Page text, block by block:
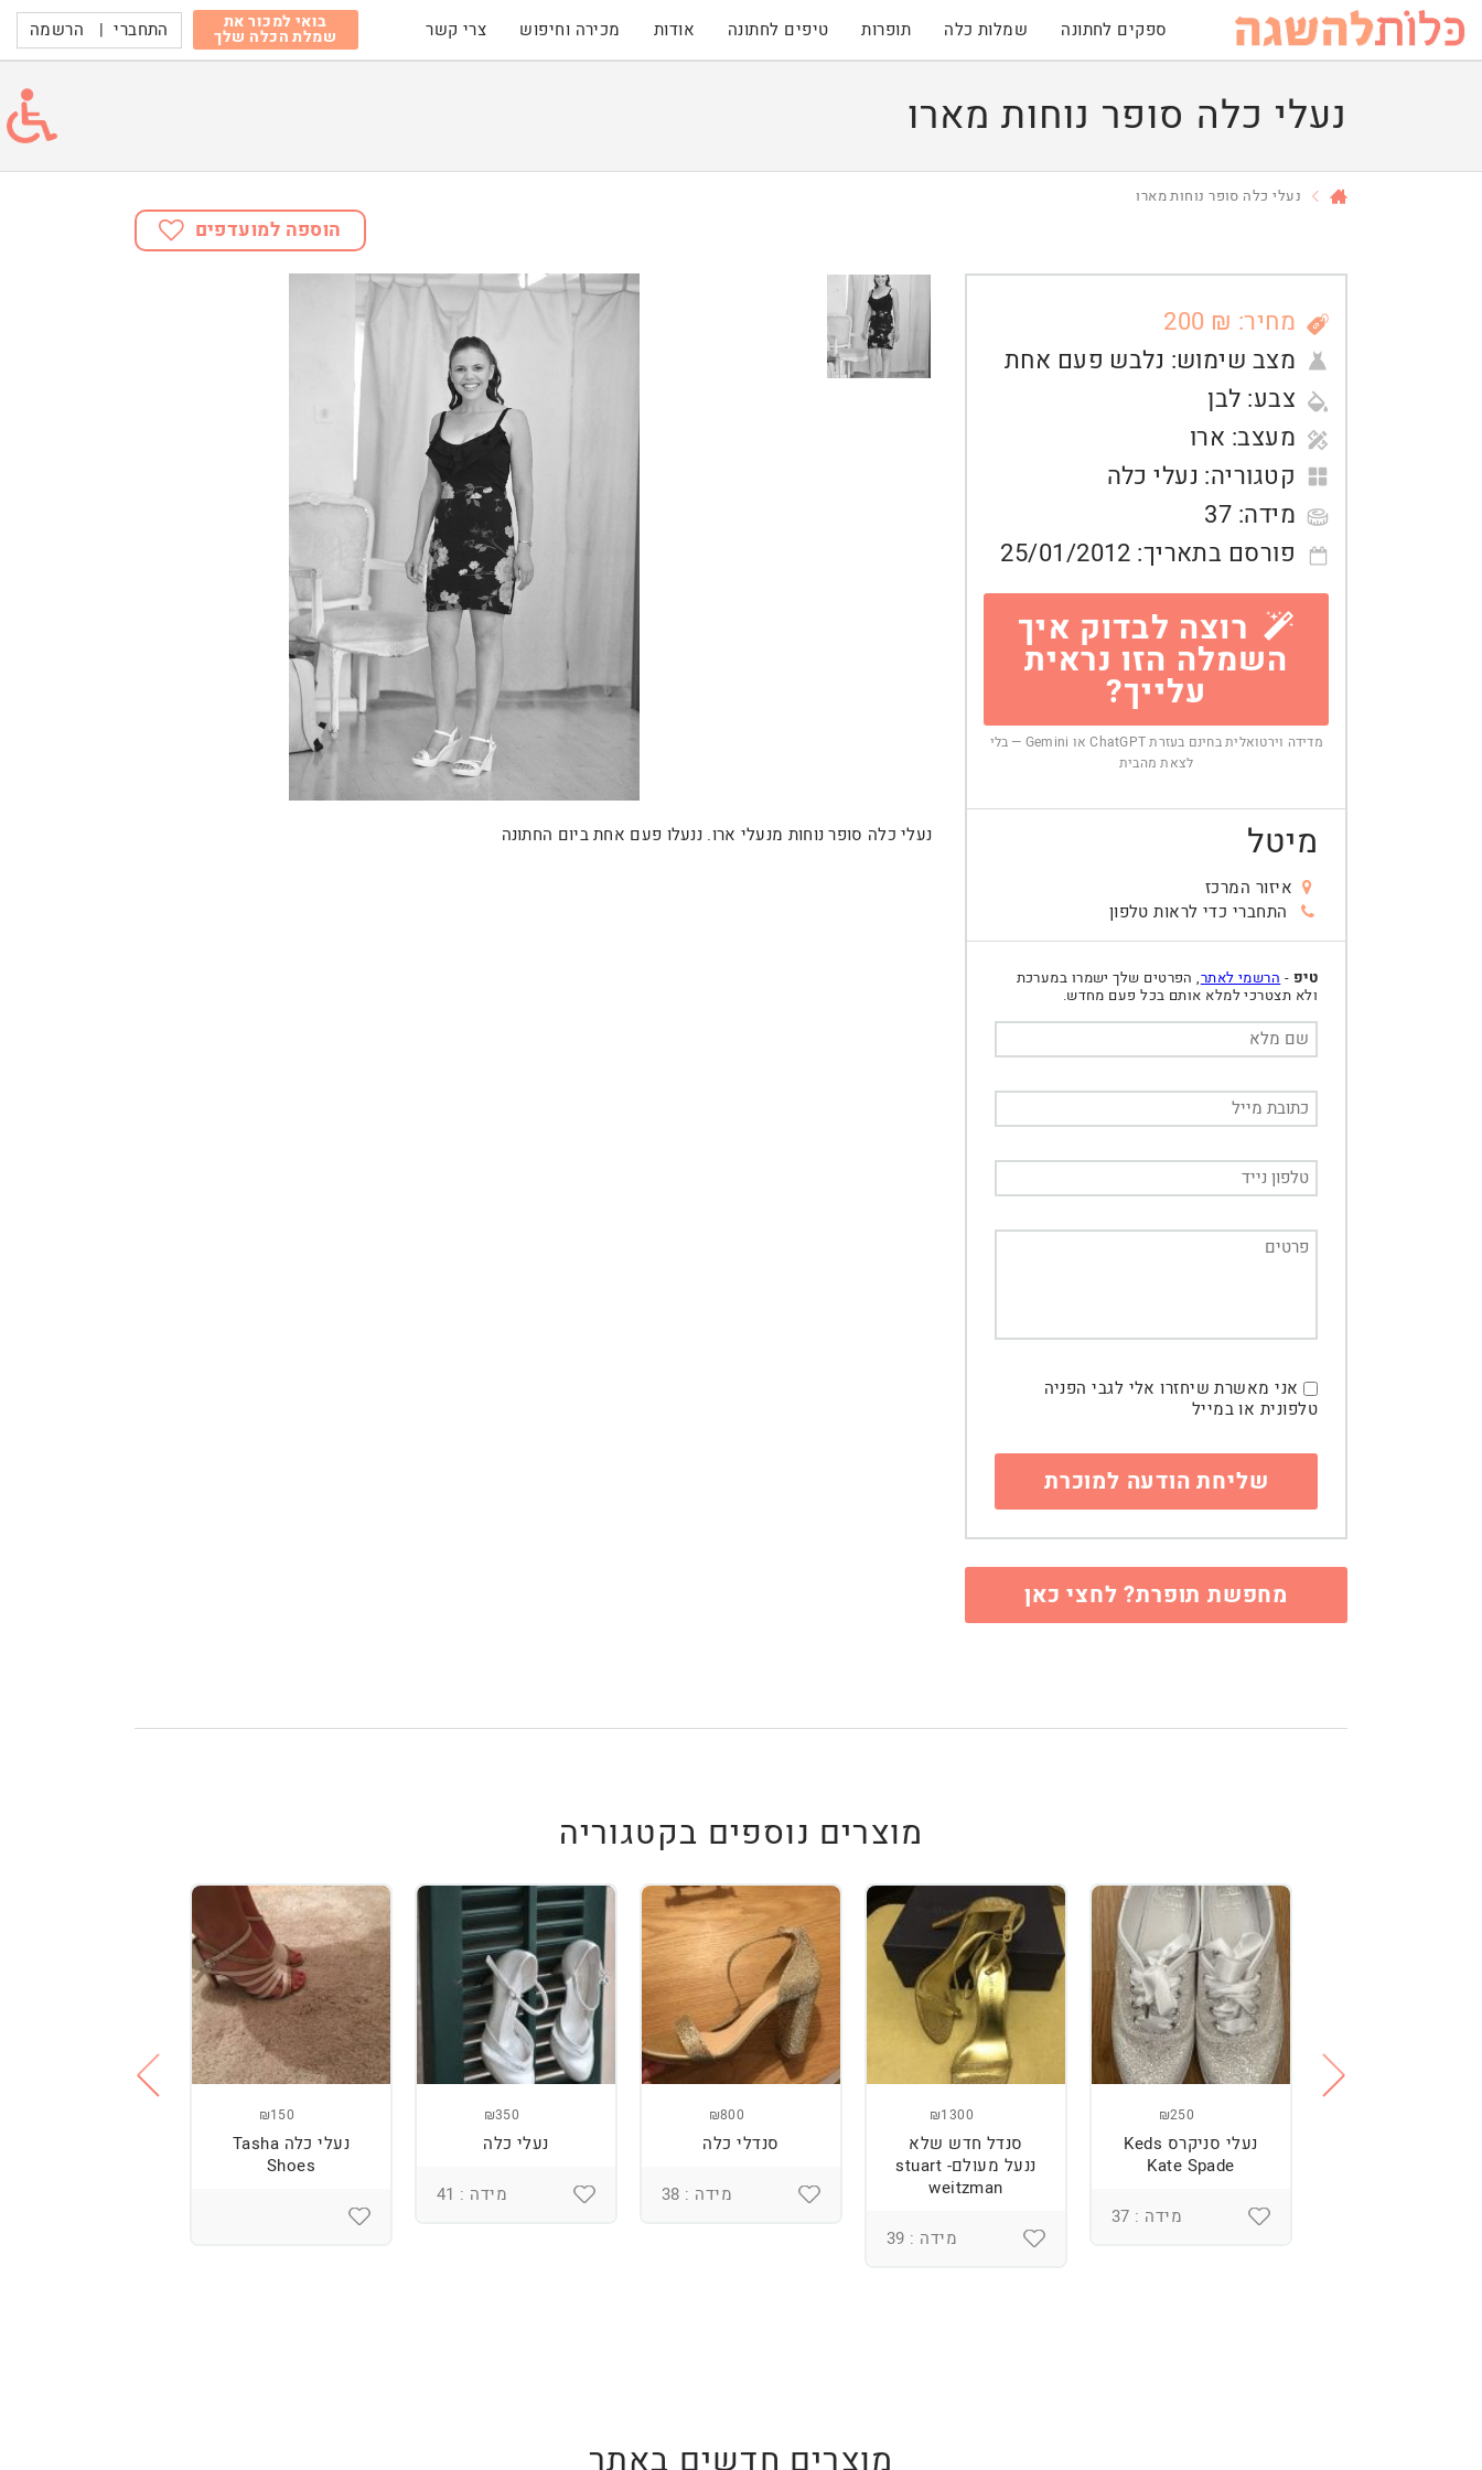
ספקים לחתונה שמלות כלה תופרות טיפים לחתונה אודות מכירה וחיפוש צרי קשר בואי למכור את
שמלת הכלה שלך התחברי | הרשמה
נעלי כלה סופר נוחות מארו
נעלי כלה סופר נוחות מארו
הוספה למועדפים
מחיר: ₪ 200
מצב שימוש: נלבש פעם אחת
צבע: לבן
מעצב: ארו
קטגוריה: נעלי כלה
מידה: 37
פורסם בתאריך: 25/01/2012
רוצה לבדוק איך
השמלה הזו נראית
עלייך?
מדידה וירטואלית בחינם בעזרת ChatGPT או Gemini — בלי
לצאת מהבית
מיטל
איזור המרכז
התחברי כדי לראות טלפון
טיפ - הרשמי לאתר, הפרטים שלך ישמרו במערכת
ולא תצטרכי למלא אותם בכל פעם מחדש.
אני מאשרת שיחזרו אלי לגבי הפניה
טלפונית או במייל
מחפשת תופרת? לחצי כאן
נעלי כלה סופר נוחות מנעלי ארו. ננעלו פעם אחת ביום החתונה
מוצרים נוספים בקטגוריה
₪250
נעלי סניקרס Keds
Kate Spade
מידה : 37
₪1300
סנדל חדש שלא
ננעל מעולם- stuart
weitzman
מידה : 39
₪800
סנדלי כלה
מידה : 38
₪350
נעלי כלה
מידה : 41
₪150
נעלי כלה Tasha
Shoes